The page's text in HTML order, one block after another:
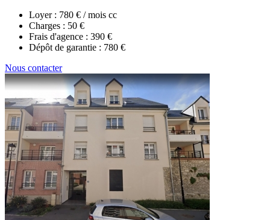
Loyer : 780 € / mois cc
Charges : 50 €
Frais d'agence : 390 €
Dépôt de garantie : 780 €
Nous contacter